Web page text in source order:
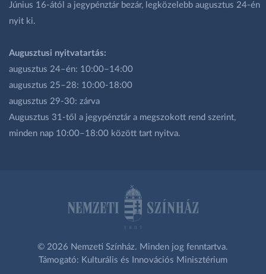
Június 16-ától a jegypénztár bezár, legközelebb augusztus 24-én
nyit ki.
Augusztusi nyitvatartás:
augusztus 24–én: 10:00–14:00
augusztus 25–28: 10:00-18:00
augusztus 29-30: zárva
Augusztus 31-től a jegypénztár a megszokott rend szerint,
minden nap 10:00–18:00 között tart nyitva.
© 2026 Nemzeti Színház. Minden jog fenntartva.
Támogató: Kulturális és Innovációs Minisztérium